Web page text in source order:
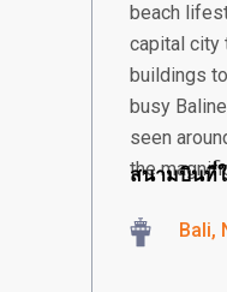
beach
capital city
buildings
busy
seen
the
สนามบินที่
Bali,